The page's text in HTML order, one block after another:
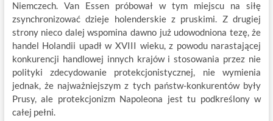
Niemczech. Van Essen próbował w tym miejscu na siłę
zsynchronizować dzieje holenderskie z pruskimi. Z drugiej
strony nieco dalej wspomina dawno już udowodniona tezę, że
handel Holandii upadł w XVIII wieku, z powodu narastającej
konkurencji handlowej innych krajów i stosowania przez nie
polityki zdecydowanie protekcjonistycznej, nie wymienia
jednak, że najważniejszym z tych państw-konkurentów były
Prusy, ale protekcjonizm Napoleona jest tu podkreślony w
całej pełni.